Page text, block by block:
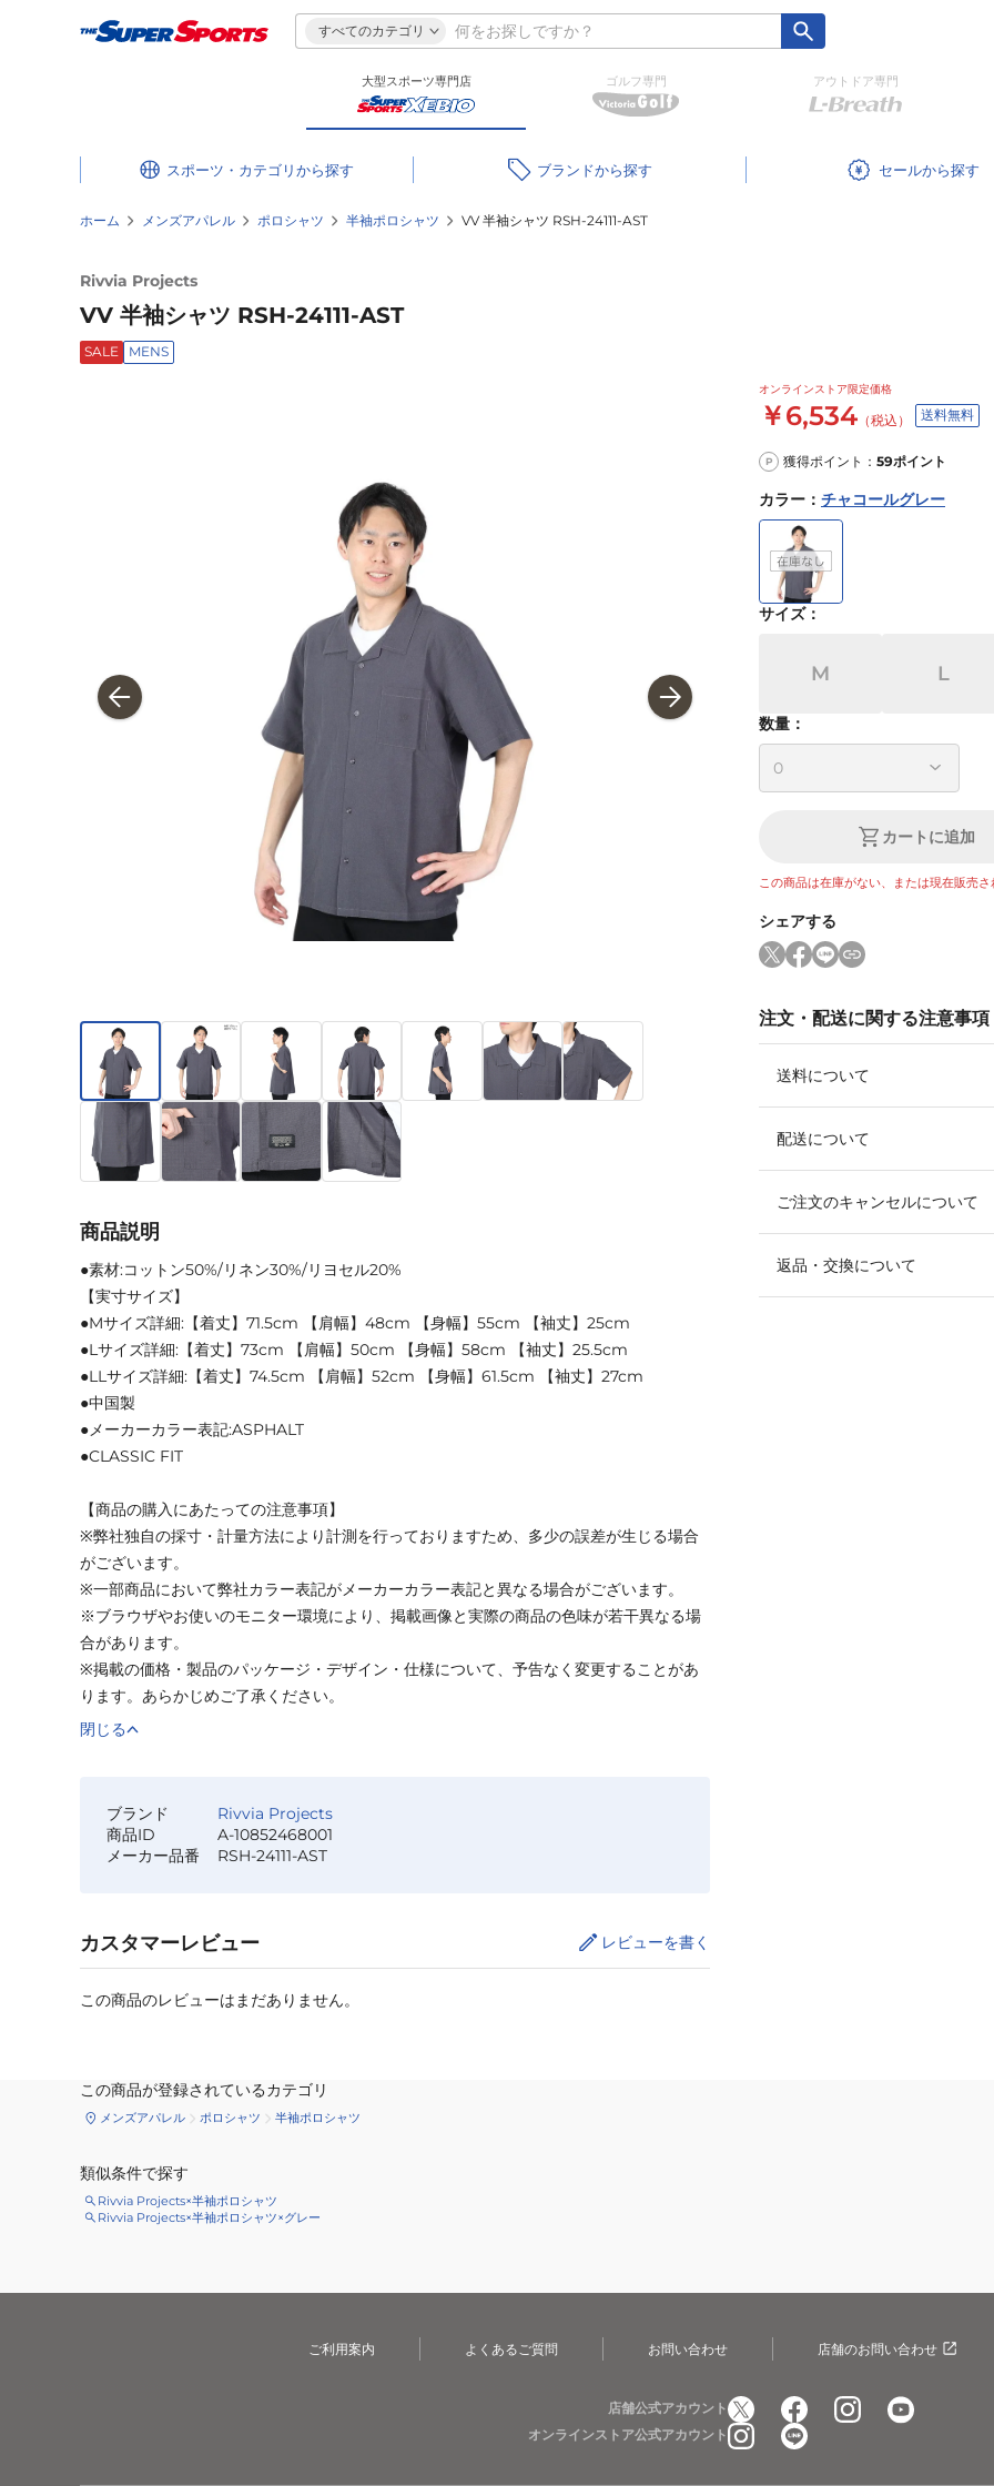
すべてのカテゴリ
大型スポーツ専門店 ゴルフ専門 アウトドア専門
スポーツ・カテゴリ ブランド セール
ホーム メンズアパレル ポロシャツ 半袖ポロシャツ VV 半袖シャツ RSH-24111-AST
Rivvia Projects
VV 半袖シャツ RSH-24111-AST
SALE MENS
オンラインストア限定価格
￥6,534 （税込） 送料無料
P 獲得ポイント： 59ポイント
カラー ： チャコールグレー
サイズ：
M L
数量：
カートに追加
この商品は在庫がない、または現在販売さ
シェアする
注文・配送に関する注意事項
送料について
配送について
ご注文のキャンセルについて
返品・交換について
商品説明
●素材:コットン50%/リネン30%/リヨセル20%
【実寸サイズ】
●Mサイズ詳細:【着丈】71.5cm 【肩幅】48cm 【身幅】55cm 【袖丈】25cm
●Lサイズ詳細:【着丈】73cm 【肩幅】50cm 【身幅】58cm 【袖丈】25.5cm
●LLサイズ詳細:【着丈】74.5cm 【肩幅】52cm 【身幅】61.5cm 【袖丈】27cm
●中国製
●メーカーカラー表記:ASPHALT
●CLASSIC FIT
【商品の購入にあたっての注意事項】
※弊社独自の採寸・計量方法により計測を行っておりますため、多少の誤差が生じる場合
がございます。
※一部商品において弊社カラー表記がメーカーカラー表記と異なる場合がございます。
※ブラウザやお使いのモニター環境により、掲載画像と実際の商品の色味が若干異なる場
合があります。
※掲載の価格・製品のパッケージ・デザイン・仕様について、予告なく変更することがあ
ります。あらかじめご了承ください。
閉じる
ブランド
Rivvia Projects
商品ID
A-10852468001
メーカー品番
RSH-24111-AST
カスタマーレビュー レビューを書く
この商品のレビューはまだありません。
この商品が登録されているカテゴリ
メンズアパレル ポロシャツ 半袖ポロシャツ
類似条件で探す
Rivvia Projects×半袖ポロシャツ
Rivvia Projects×半袖ポロシャツ×グレー
ご利用案内 よくあるご質問 お問い合わせ 店舗のお問い合わせ
店舗公式アカウント
オンラインストア公式アカウント